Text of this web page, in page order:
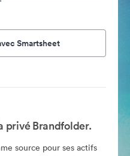
Smartsheet
privé Brandfolder.
source pour ses actifs